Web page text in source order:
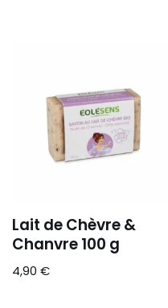
Lait de Chèvre &
Chanvre 100 g
4,90 €